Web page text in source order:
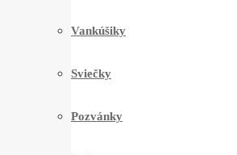
Vankúšiky
Sviečky
Pozvánky